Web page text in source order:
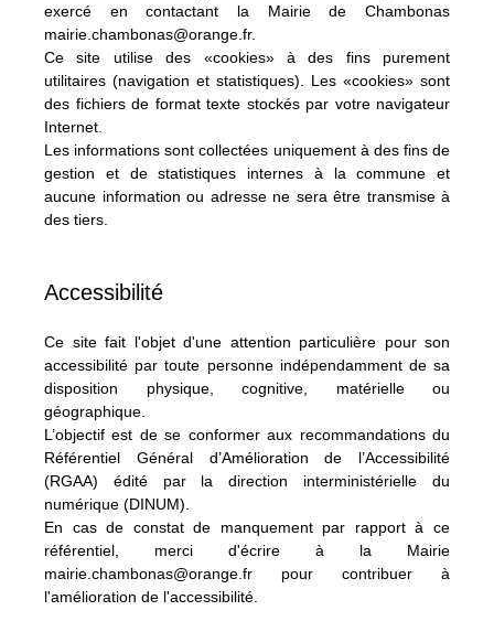
exercé en contactant la Mairie de Chambonas
mairie.chambonas@orange.fr.
Ce site utilise des «cookies» à des fins purement
utilitaires (navigation et statistiques). Les «cookies» sont
des fichiers de format texte stockés par votre navigateur
Internet.
Les informations sont collectées uniquement à des fins de
gestion et de statistiques internes à la commune et
aucune information ou adresse ne sera être transmise à
des tiers.
Accessibilité
Ce site fait l'objet d'une attention particulière pour son
accessibilité par toute personne indépendamment de sa
disposition physique, cognitive, matérielle ou
géographique.
L’objectif est de se conformer aux recommandations du
Référentiel Général d’Amélioration de l’Accessibilité
(RGAA) édité par la direction interministérielle du
numérique (DINUM)
En cas de constat de manquement par rapport à ce
référentiel, merci d'écrire à la Mairie
mairie.chambonas@orange.fr pour contribuer à
l'amélioration de l'accessibilité.